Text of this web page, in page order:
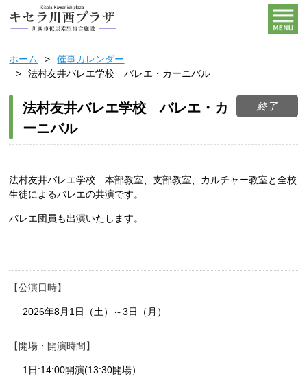
ホーム
催事カレンダー
法村友井バレエ学校 バレエ・カーニバル
終了
法村友井バレエ学校 バレエ・カ
ーニバル
法村友井バレエ学校 本部教室、支部教室、カルチャー教室と全校
生徒によるバレエの共演です。
バレエ団員も出演いたします。
公演日時
2026年8月1日（土）～3日（月）
開場・開演時間
1日:14:00開演(13:30開場）